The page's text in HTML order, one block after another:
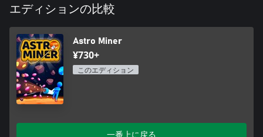
- 惑星に残る多彩な生物の化石を発見
- 化石を蘇らせ、仲間にして追加ボーナスを享受！
さあ行こう！宇宙服を着て、新たな惑星とその地形を発見し、
貴重な結晶を採掘しよう！
エディションの比較
Astro Miner
¥730+
このエディション
一番上に戻る